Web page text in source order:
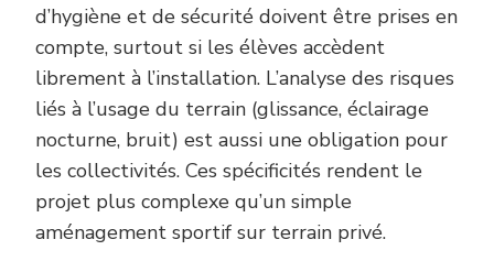
d’hygiène et de sécurité doivent être prises en
compte, surtout si les élèves accèdent
librement à l’installation. L’analyse des risques
liés à l’usage du terrain (glissance, éclairage
nocturne, bruit) est aussi une obligation pour
les collectivités. Ces spécificités rendent le
projet plus complexe qu’un simple
aménagement sportif sur terrain privé.